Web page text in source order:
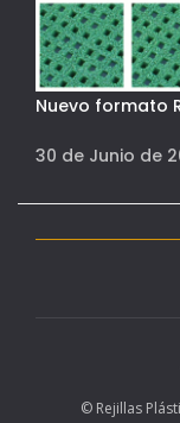
Nuevo formato
30 de Junio de
© Rejillas